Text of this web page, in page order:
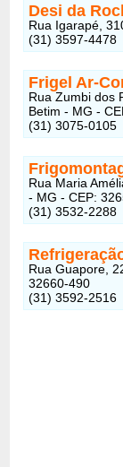
Desi da
Rua Igarapé,
(31) 3597-4478
Frigel Ar-
Rua Zumbi dos
Betim - MG -
(31) 3075-0105
Rua Maria
- MG - CEP:
(31) 3532-2288
Rua Guapore,
32660-490
(31) 3592-2516